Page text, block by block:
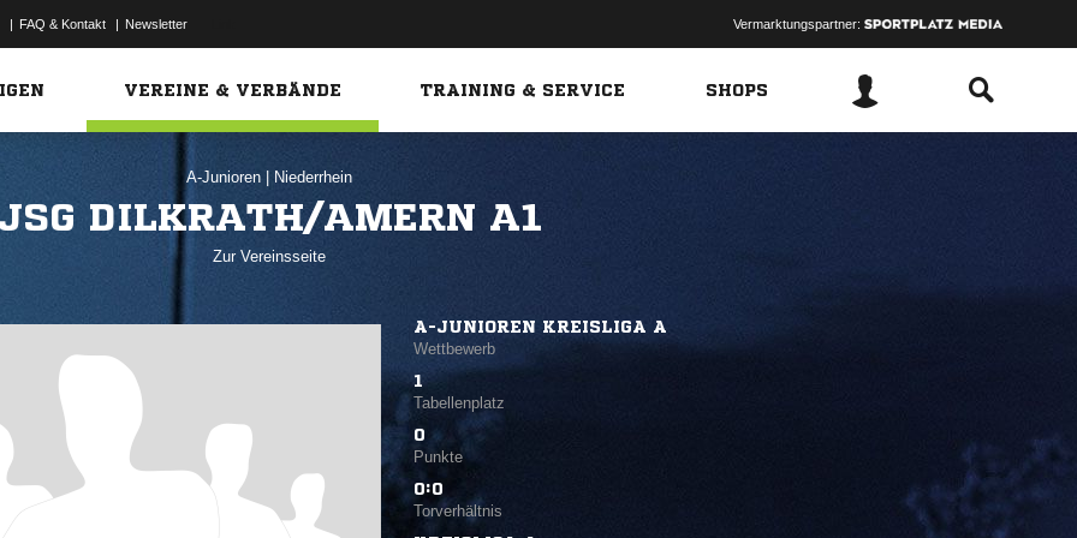
| FAQ & Kontakt | Newsletter Vermarktungspartner:
VEREINE & VERBÄNDE TRAINING & SERVICE SHOPS
A-Junioren Niederrhein
DILKRATH/AMERN A1
Zur Vereinsseite
A-JUNIOREN KREISLIGA A
Wettbewerb
1
Tabellenplatz
0
Punkte
0:0
Torverhältnis